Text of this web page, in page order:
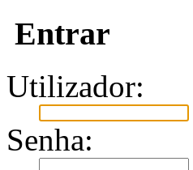
Entrar
Utilizador:
Senha: